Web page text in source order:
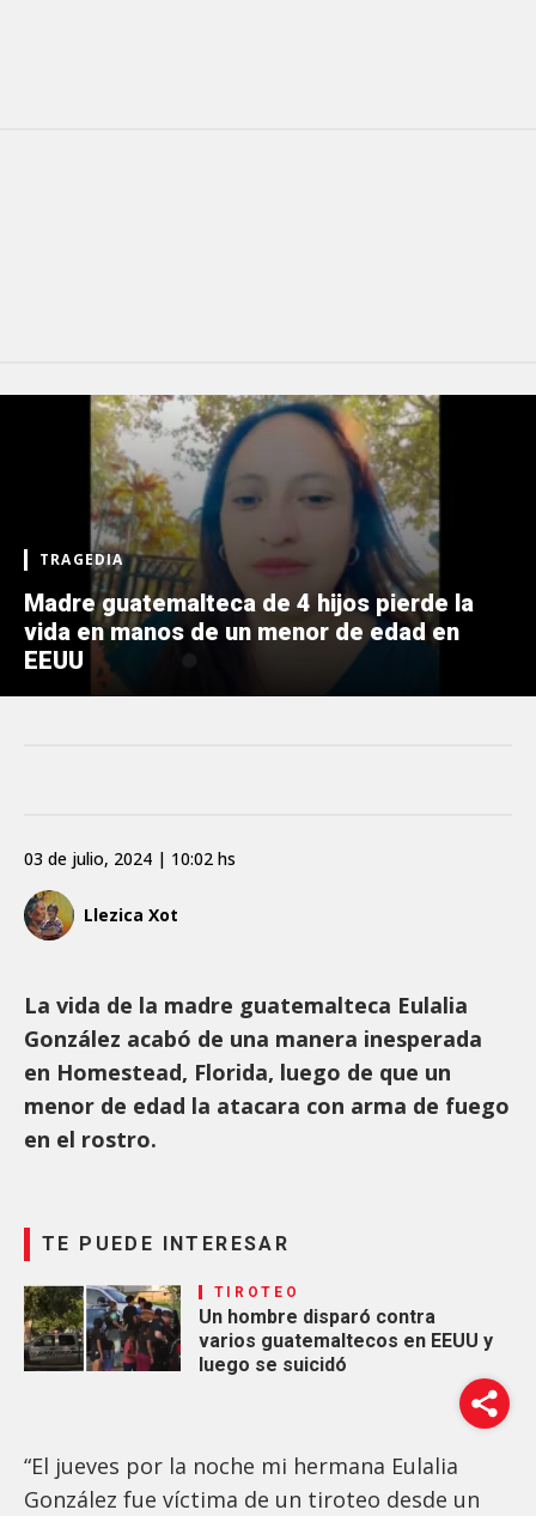
TRAGEDIA
Madre guatemalteca de 4 hijos pierde la
vida en manos de un menor de edad en
EEUU
Llezica Xot
03 de julio, 2024 | 10:02 hs
La vida de la madre guatemalteca Eulalia
González acabó de una manera inesperada
en Homestead, Florida, luego de que un
menor de edad la atacara con arma de fuego
en el rostro.
TE PUEDE INTERESAR
TIROTEO
Un hombre disparó contra
varios guatemaltecos en EEUU y
luego se suicidó
“El jueves por la noche mi hermana Eulalia
González fue víctima de un tiroteo desde un